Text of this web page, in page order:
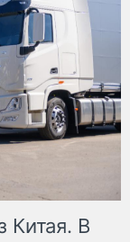
Китая. В